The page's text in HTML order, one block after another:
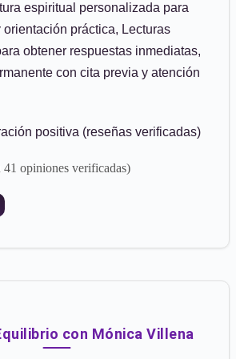
espiritual personalizada para
práctica, Lecturas
obtener respuestas inmediatas,
con cita previa y atención
positiva (reseñas verificadas)
41 opiniones verificadas)
con Mónica Villena